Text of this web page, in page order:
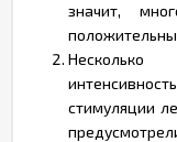
значит,
Несколько
стимуляции